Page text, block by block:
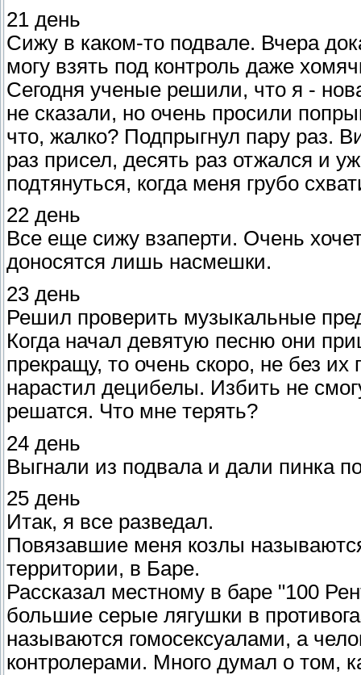
21 день
Сижу в каком-то подвале. Вчера
могу взять под контроль даже
Сегодня ученые решили, что я -
не сказали, но очень просили
что, жалко? Подпрыгнул пару раз.
раз присел, десять раз отжался и
подтянуться, когда меня грубо
22 день
Все еще сижу взаперти. Очень
доносятся лишь насмешки.
23 день
Решил проверить музыкальные
Когда начал девятую песню они
прекращу, то очень скоро, не без
нарастил децибелы. Избить не
решатся. Что мне терять?
24 день
Выгнали из подвала и дали пинка
25 день
Итак, я все разведал.
Повязавшие меня козлы
территории, в Баре.
Рассказал местному в баре "100
большие серые лягушки в
называются гомосексуалами, а
контролерами. Много думал о том,